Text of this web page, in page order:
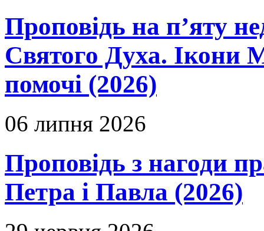
Проповідь на п’яту
Святого Духа. Ікони
помочі (2026)
06 липня 2026
Проповідь з нагоди
Петра і Павла (2026)